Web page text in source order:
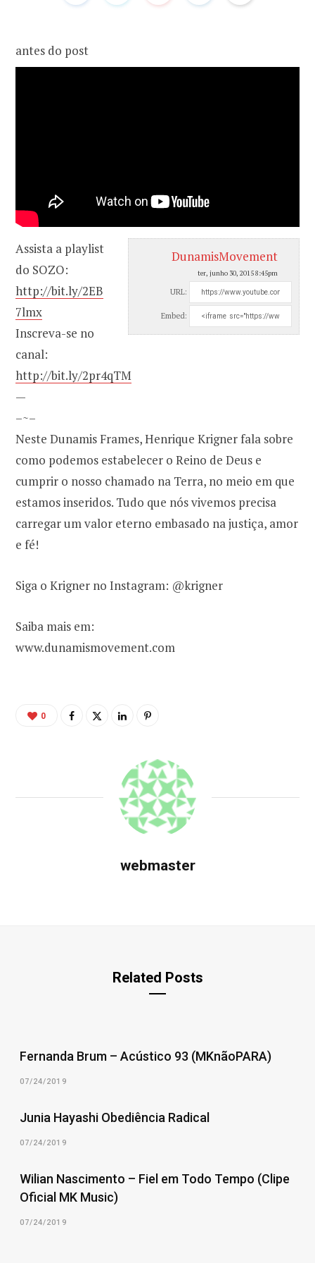
k a
antes do post
DunamisMovement
ter, junho 30, 2015 8:45pm
URL:
Embed:
Assista a playlist
do SOZO:
http://bit.ly/2EB
7lmx
Inscreva-se no
canal:
http://bit.ly/2pr4qTM
—
–~–
Neste Dunamis Frames, Henrique Krigner fala sobre
como podemos estabelecer o Reino de Deus e
cumprir o nosso chamado na Terra, no meio em que
estamos inseridos. Tudo que nós vivemos precisa
carregar um valor eterno embasado na justiça, amor
e fé!
Siga o Krigner no Instagram: @krigner
Saiba mais em:
www.dunamismovement.com
0
webmaster
Related Posts
Fernanda Brum – Acústico 93 (MKnãoPARA)
07/24/2019
Junia Hayashi Obediência Radical
07/24/2019
Wilian Nascimento – Fiel em Todo Tempo (Clipe
Oficial MK Music)
07/24/2019